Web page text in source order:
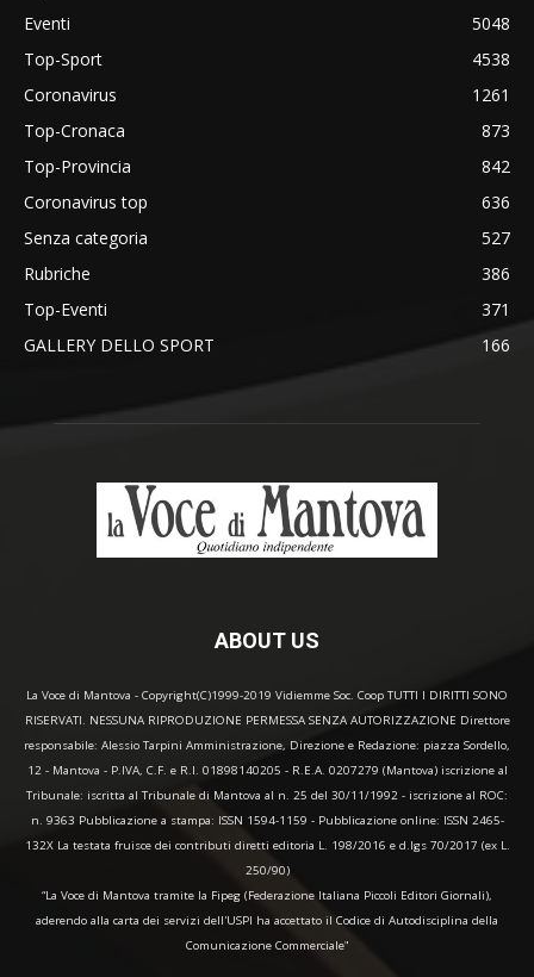
Eventi
5048
Top-Sport
4538
Coronavirus
1261
Top-Cronaca
873
Top-Provincia
842
Coronavirus top
636
Senza categoria
527
Rubriche
386
Top-Eventi
371
GALLERY DELLO SPORT
166
ABOUT US
La Voce di Mantova - Copyright(C)1999-2019 Vidiemme Soc. Coop TUTTI I DIRITTI SONO
RISERVATI. NESSUNA RIPRODUZIONE PERMESSA SENZA AUTORIZZAZIONE Direttore
responsabile: Alessio Tarpini Amministrazione, Direzione e Redazione: piazza Sordello,
12 - Mantova - P.IVA, C.F. e R.I. 01898140205 - R.E.A. 0207279 (Mantova) iscrizione al
Tribunale: iscritta al Tribunale di Mantova al n. 25 del 30/11/1992 - iscrizione al ROC:
n. 9363 Pubblicazione a stampa: ISSN 1594-1159 - Pubblicazione online: ISSN 2465-
132X La testata fruisce dei contributi diretti editoria L. 198/2016 e d.lgs 70/2017 (ex L.
250/90)
“La Voce di Mantova tramite la Fipeg (Federazione Italiana Piccoli Editori Giornali),
aderendo alla carta dei servizi dell'USPI ha accettato il Codice di Autodisciplina della
Comunicazione Commerciale"